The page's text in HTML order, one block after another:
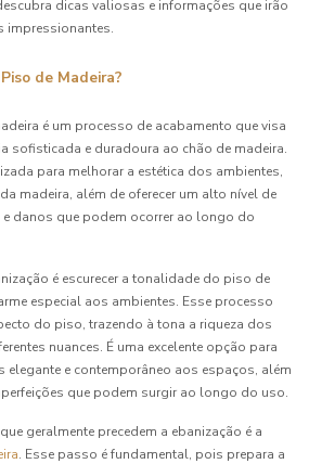
dicas valiosas e informações que irão
impressionantes.
de Madeira?
é um processo de acabamento que visa
sofisticada e duradoura ao chão de madeira.
para melhorar a estética dos ambientes,
madeira, além de oferecer um alto nível de
danos que podem ocorrer ao longo do
é escurecer a tonalidade do piso de
especial aos ambientes. Esse processo
do piso, trazendo à tona a riqueza dos
nuances. É uma excelente opção para
elegante e contemporâneo aos espaços, além
que podem surgir ao longo do uso.
geralmente precedem a ebanização é a
. Esse passo é fundamental, pois prepara a